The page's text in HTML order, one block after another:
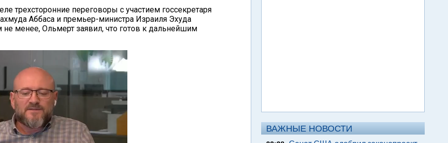
трехсторонние переговоры с участием госсекретаря
Аббаса и премьер-министра Израиля Эхуда
менее, Ольмерт заявил, что готов к дальнейшим
ВАЖНЫЕ НОВОСТИ